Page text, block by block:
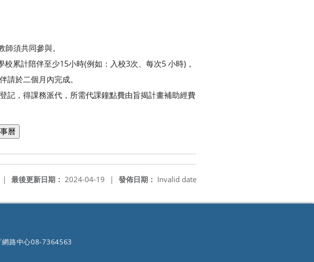
須共同參與。
累計陪伴至少15小時(例如：入校3次、每次5 小時)，
於二個月內完成。
記，得課務派代，所需代課鐘點費由旨揭計畫補助經費
發佈日期： Invalid date
最後更新日期： 2024-04-19 |
|
路中心08-7364563